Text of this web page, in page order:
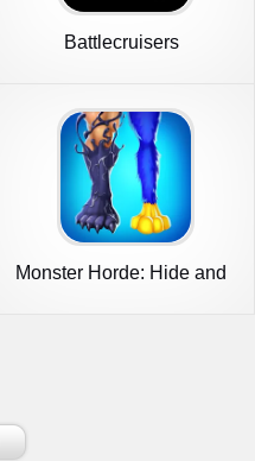
Battlecruisers
Monster Horde: Hide and